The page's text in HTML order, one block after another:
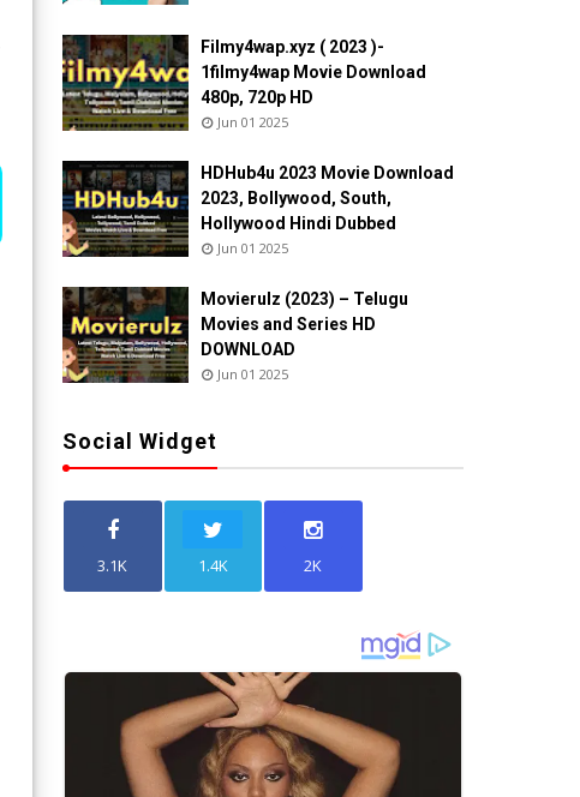
Filmy4wap.xyz ( 2023 )-
1filmy4wap Movie Download
480p, 720p HD
Jun 01 2025
HDHub4u 2023 Movie Download
2023, Bollywood, South,
Hollywood Hindi Dubbed
Jun 01 2025
Movierulz (2023) – Telugu
Movies and Series HD
DOWNLOAD
Jun 01 2025
Social Widget
3.1K 1.4K 2K